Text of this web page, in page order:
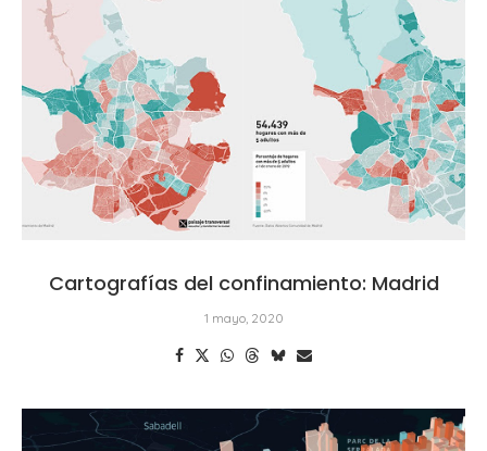
Cartografías del confinamiento: Madrid
1 mayo, 2020